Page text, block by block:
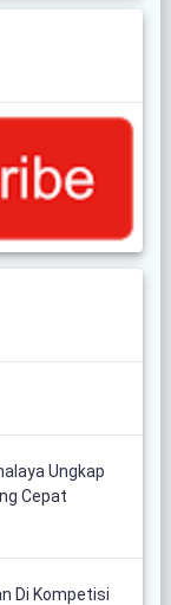
Ungkap
Cepat
Di Kompetisi